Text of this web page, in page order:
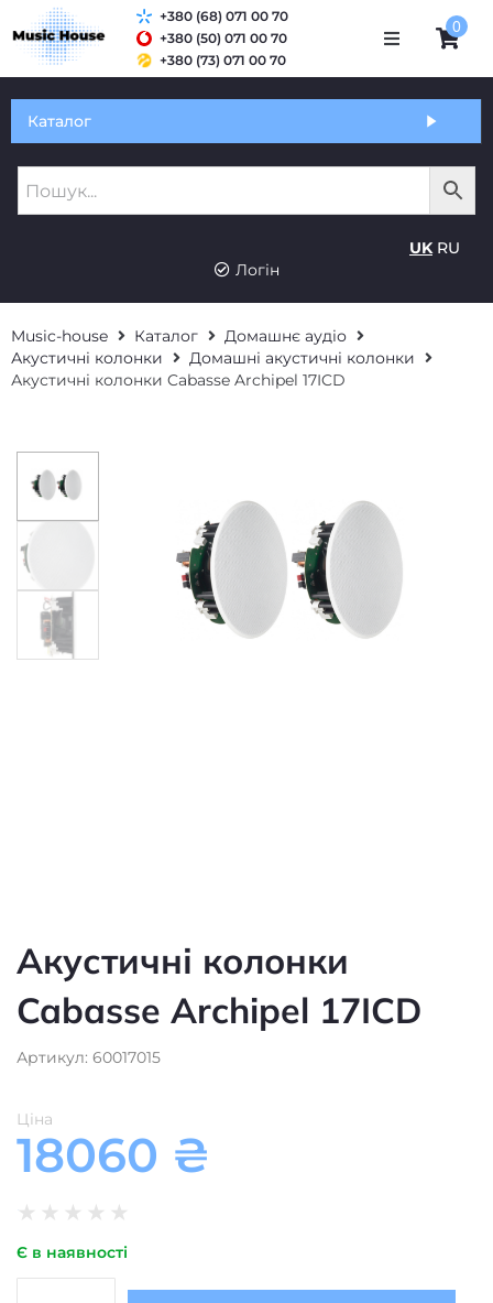
Оплата і доставка
+380 (68) 071 00 70
+380 (50) 071 00 70
+380 (73) 071 00 70
0
Каталог
UK RU
Логін
Music-house Каталог
Домашнє аудіо
Акустичні колонки
Домашні акустичні колонки
Акустичні колонки Cabasse Archipel 17ICD
Акустичні колонки
Cabasse Archipel 17ICD
Артикул: 60017015
Ціна
18060 ₴
★ ★ ★ ★ ★
Є в наявності